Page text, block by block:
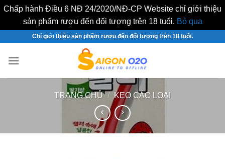
Chấp hành Điều 6 NĐ 24/2020/NĐ-CP Website chỉ giới thiệu
sản phẩm rượu đến đối tượng trên 18 tuổi. Bỏ qua
nội
Chỉ giới thiệu sản phẩm rượu đến đối tượng trên 18 tuổi.
TRANG CHỦ / KẸO CÁC LOẠI